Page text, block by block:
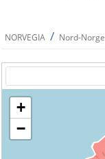
NORVEGIA / Nord-Norge